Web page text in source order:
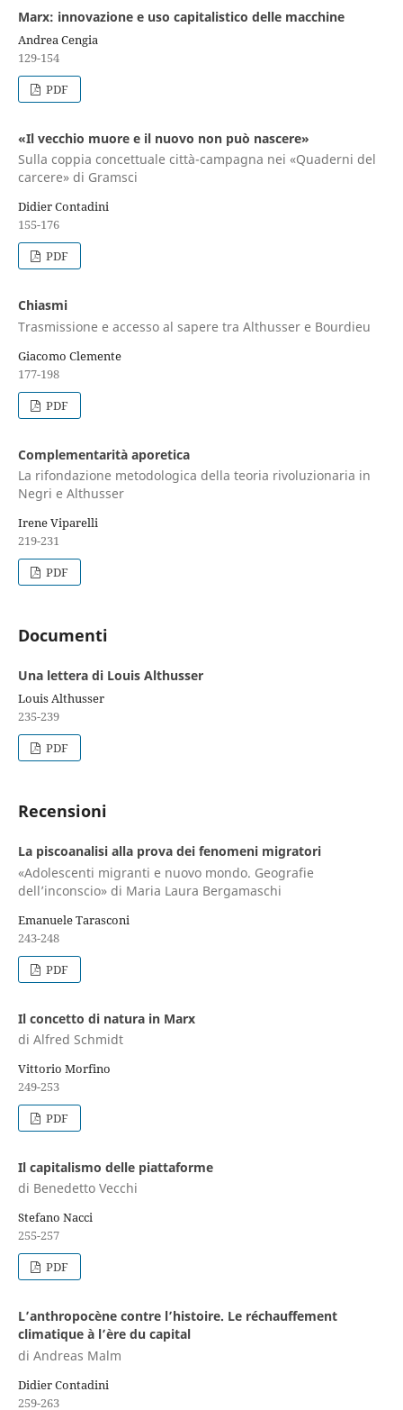
Marx: innovazione e uso capitalistico delle macchine
Andrea Cengia
129-154
PDF
«Il vecchio muore e il nuovo non può nascere»
Sulla coppia concettuale città-campagna nei «Quaderni del
carcere» di Gramsci
Didier Contadini
155-176
PDF
Chiasmi
Trasmissione e accesso al sapere tra Althusser e Bourdieu
Giacomo Clemente
177-198
PDF
Complementarità aporetica
La rifondazione metodologica della teoria rivoluzionaria in
Negri e Althusser
Irene Viparelli
219-231
PDF
Documenti
Una lettera di Louis Althusser
Louis Althusser
235-239
PDF
Recensioni
La piscoanalisi alla prova dei fenomeni migratori
«Adolescenti migranti e nuovo mondo. Geografie
dell’inconscio» di Maria Laura Bergamaschi
Emanuele Tarasconi
243-248
PDF
Il concetto di natura in Marx
di Alfred Schmidt
Vittorio Morfino
249-253
PDF
Il capitalismo delle piattaforme
di Benedetto Vecchi
Stefano Nacci
255-257
PDF
L’anthropocène contre l’histoire. Le réchauffement
climatique à l’ère du capital
di Andreas Malm
Didier Contadini
259-263